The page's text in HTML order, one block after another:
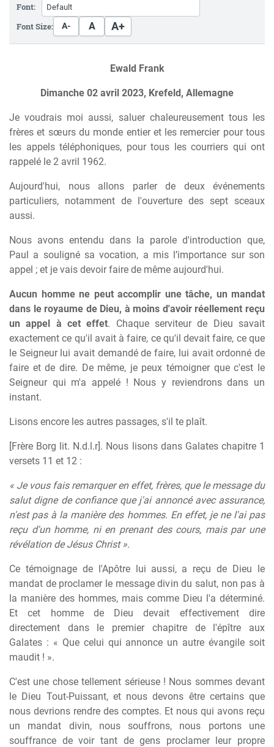
Font:
Font Size:
A- A A+
Ewald Frank
Dimanche 02 avril 2023, Krefeld, Allemagne
Je voudrais moi aussi, saluer chaleureusement tous les
frères et sœurs du monde entier et les remercier pour tous
les appels téléphoniques, pour tous les courriers qui ont
rappelé le 2 avril 1962.
Aujourd'hui, nous allons parler de deux événements
particuliers, notamment de l'ouverture des sept sceaux
aussi.
Nous avons entendu dans la parole d'introduction que,
Paul a souligné sa vocation, a mis l’importance sur son
appel ; et je vais devoir faire de même aujourd'hui.
Aucun homme ne peut accomplir une tâche, un mandat
dans le royaume de Dieu, à moins d'avoir réellement reçu
un appel à cet effet. Chaque serviteur de Dieu savait
exactement ce qu'il avait à faire, ce qu'il devait faire, ce que
le Seigneur lui avait demandé de faire, lui avait ordonné de
faire et de dire. De même, je peux témoigner que c'est le
Seigneur qui m'a appelé ! Nous y reviendrons dans un
instant.
Lisons encore les autres passages, s'il te plaît.
[Frère Borg lit. N.d.l.r]. Nous lisons dans Galates chapitre 1
versets 11 et 12 :
« Je vous fais remarquer en effet, frères, que le message du
salut digne de confiance que j'ai annoncé avec assurance,
n'est pas à la manière des hommes. En effet, je ne l'ai pas
reçu d'un homme, ni en prenant des cours, mais par une
révélation de Jésus Christ ».
Ce témoignage de l'Apôtre lui aussi, a reçu de Dieu le
mandat de proclamer le message divin du salut, non pas à
la manière des hommes, mais comme Dieu l'a déterminé.
Et cet homme de Dieu devait effectivement dire
directement dans le premier chapitre de l'épître aux
Galates : « Que celui qui annonce un autre évangile soit
maudit ! ».
C'est une chose tellement sérieuse ! Nous sommes devant
le Dieu Tout-Puissant, et nous devons être certains que
nous devrions rendre des comptes. Et nous qui avons reçu
un mandat divin, nous souffrons, nous portons une
souffrance de voir tant de gens proclamer leur propre